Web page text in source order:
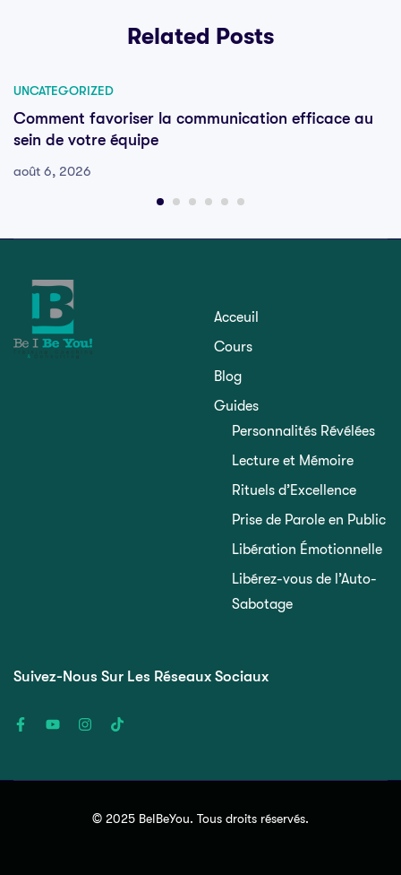
Related Posts
UNCATEGORIZED
Comment favoriser la communication efficace au
sein de votre équipe
août 6, 2026
Acceuil
Cours
Blog
Guides
Personnalités Révélées
Lecture et Mémoire
Rituels d’Excellence
Prise de Parole en Public
Libération Émotionnelle
Libérez-vous de l’Auto-
Sabotage
Suivez-Nous Sur Les Réseaux Sociaux
© 2025 BeIBeYou. Tous droits réservés.